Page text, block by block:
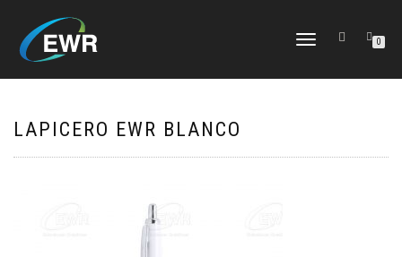
CAMBIAR
0
LAPICERO EWR BLANCO